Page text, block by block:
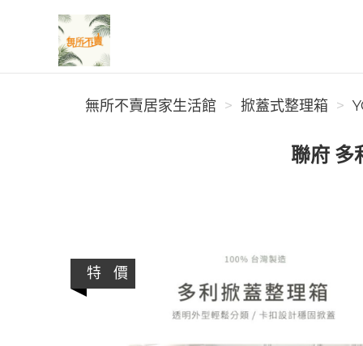
無所不賣居家生活館
無所不賣居家生活館
掀蓋式整理箱
聯府 多
特 價